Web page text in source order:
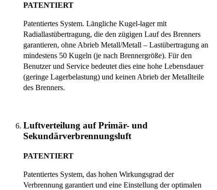
PATENTIERT
Patentiertes System. Längliche Kugel-lager mit
Radiallastübertragung, die den zügigen Lauf des Brenners
garantieren, ohne Abrieb Metall/Metall – Lastübertragung an
mindestens 50 Kugeln (je nach Brennergröße). Für den
Benutzer und Service bedeutet dies eine hohe Lebensdauer
(geringe Lagerbelastung) und keinen Abrieb der Metallteile
des Brenners.
Luftverteilung auf Primär- und
Sekundärverbrennungsluft
PATENTIERT
Patentiertes System, das hohen Wirkungsgrad der
Verbrennung garantiert und eine Einstellung der optimalen